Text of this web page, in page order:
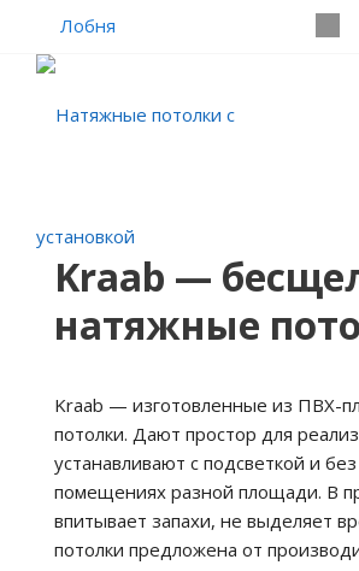
Лобня
Kraab —
натяжные
Kraab — изготовленные из ПВХ-
потолки. Дают простор для
устанавливают с подсветкой и
помещениях разной площади. В
впитывает запахи, не выделяет
потолки предложена от